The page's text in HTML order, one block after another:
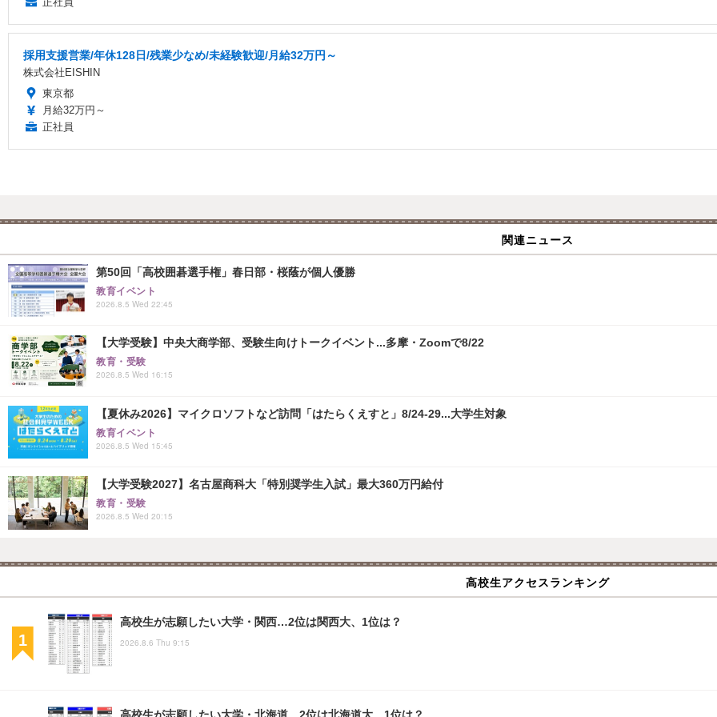
採用支援営業/年休128日/残業少なめ/未経験歓迎/月給32万円～
株式会社EISHIN
東京都
月給32万円～
正社員
関連ニュース
第50回「高校囲碁選手権」春日部・桜蔭が個人優勝
教育イベント
2026.8.5 Wed 22:45
【大学受験】中央大商学部、受験生向けトークイベント...多摩・Zoomで8/22
教育・受験
2026.8.5 Wed 16:15
【夏休み2026】マイクロソフトなど訪問「はたらくえすと」8/24-29...大学生対象
教育イベント
2026.8.5 Wed 15:45
【大学受験2027】名古屋商科大「特別奨学生入試」最大360万円給付
教育・受験
2026.8.5 Wed 20:15
高校生アクセスランキング
高校生が志願したい大学・関西…2位は関西大、1位は？
2026.8.6 Thu 9:15
高校生が志願したい大学・北海道…2位は北海道大、1位は？